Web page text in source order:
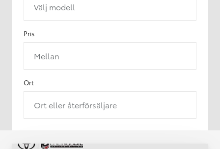
Välj modell
Pris
Mellan
Ort
Ort eller återförsäljare